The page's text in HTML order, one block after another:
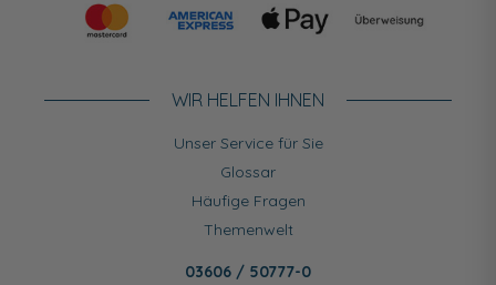
WIR HELFEN IHNEN
Unser Service für Sie
Glossar
Häufige Fragen
Themenwelt
03606 / 50777-0